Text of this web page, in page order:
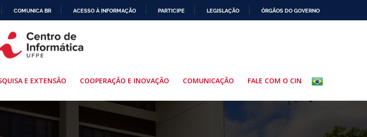
PARA
O
COMUNICA BR ACESSO À INFORMAÇÃO PARTICIPE LEGISLAÇÃO ÓRGÃOS DO GOVERNO
E EXTENSÃO COOPERAÇÃO E INOVAÇÃO COMUNICAÇÃO FALE COM O CIN